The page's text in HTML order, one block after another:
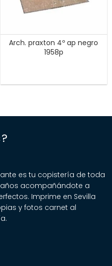
Arch. praxton 4º ap negro
1958p
es tu copistería de toda
acompañándote a
Imprime en Sevilla
y fotos carnet al